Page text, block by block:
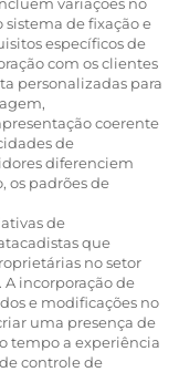
de fixação e
específicos de
com os clientes
personalizadas para
coerente
de
diferenciem
os padrões de
de
que
no setor
incorporação de
e modificações no
uma presença de
tempo a experiência
controle de